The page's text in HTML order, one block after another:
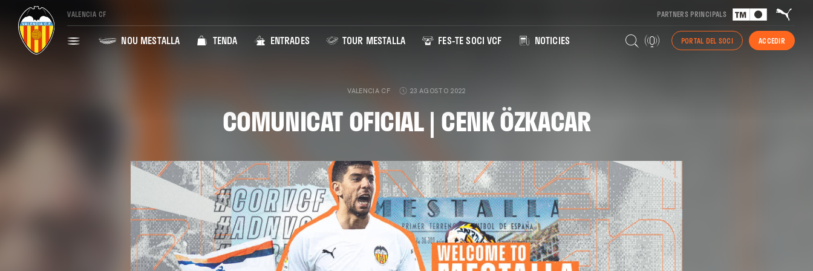
VALENCIA CF PARTNERS PRINCIPALS
NOU MESTALLA TENDA ENTRADES TOUR MESTALLA FES-TE SOCI VCF NOTICIES PORTAL DEL SOCI ACCEDIR
VALENCIA CF 23 AGOSTO 2022
COMUNICAT OFICIAL | CENK ÖZKACAR